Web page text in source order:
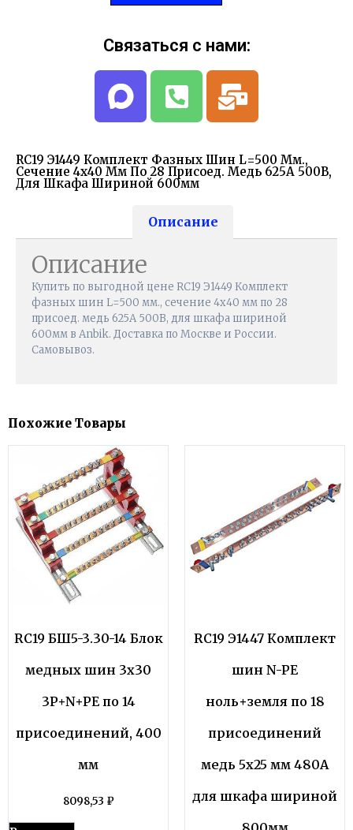
RC19 Э1449 Комплект Фазных Шин L=500 Мм.,
Сечение 4х40 Мм По 28 Присоед. Медь 625А 500В,
Для Шкафа Шириной 600мм
Описание
Описание
Купить по выгодной цене RC19 Э1449 Комплект
фазных шин L=500 мм., сечение 4х40 мм по 28
присоед. медь 625А 500В, для шкафа шириной
600мм в Anbik. Доставка по Москве и России.
Самовывоз.
Связаться с нами:
Похожие Товары
RC19 БШ5-3.30-14 Блок
медных шин 3х30
3P+N+PE по 14
присоединений, 400
мм
8098,53 ₽
RC19 Э1447 Комплект
шин N-PE
ноль+земля по 18
присоединений
медь 5х25 мм 480А
для шкафа шириной